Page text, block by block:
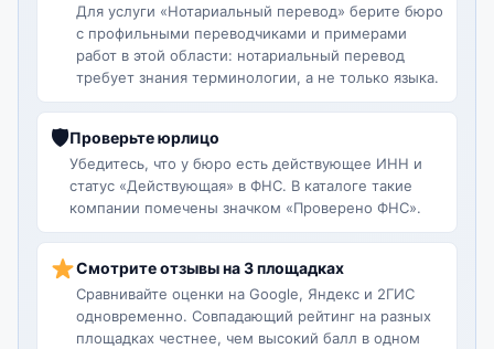
Для услуги «Нотариальный перевод» берите бюро
с профильными переводчиками и примерами
работ в этой области: нотариальный перевод
требует знания терминологии, а не только языка.
🛡Проверьте юрлицо
Убедитесь, что у бюро есть действующее ИНН и
статус «Действующая» в ФНС. В каталоге такие
компании помечены значком «Проверено ФНС».
Смотрите отзывы на 3 площадках
Сравнивайте оценки на Google, Яндекс и 2ГИС
одновременно. Совпадающий рейтинг на разных
площадках честнее, чем высокий балл в одном